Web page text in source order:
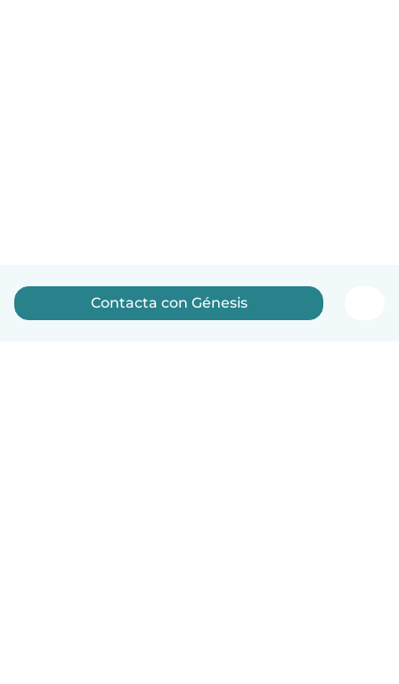
Contacta con Génesis